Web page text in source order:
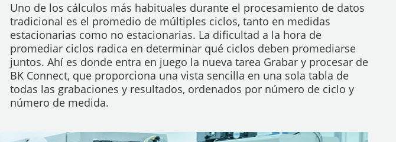
Uno de los cálculos más habituales durante el procesamiento de datos
tradicional es el promedio de múltiples ciclos, tanto en medidas
estacionarias como no estacionarias. La dificultad a la hora de
promediar ciclos radica en determinar qué ciclos deben promediarse
juntos. Ahí es donde entra en juego la nueva tarea Grabar y procesar de
BK Connect, que proporciona una vista sencilla en una sola tabla de
todas las grabaciones y resultados, ordenados por número de ciclo y
número de medida.